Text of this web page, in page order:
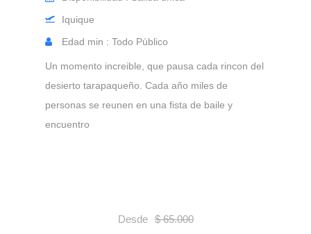
Iquique
Edad min : Todo Público
Un momento increible, que pausa cada rincon del
desierto tarapaqueño. Cada año miles de
personas se reunen en una fista de baile y
encuentro
Desde $ 65.000